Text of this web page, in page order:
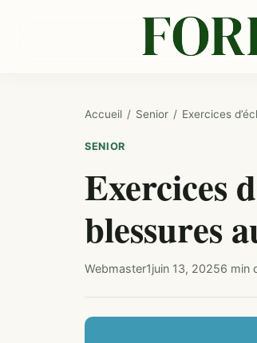
Accueil / Senior / Exercices
SENIOR
Exercices
blessures
Webmaster1juin 13, 20256 min